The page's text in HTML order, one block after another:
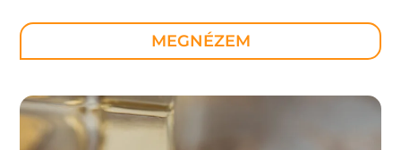
MEGNÉZEM